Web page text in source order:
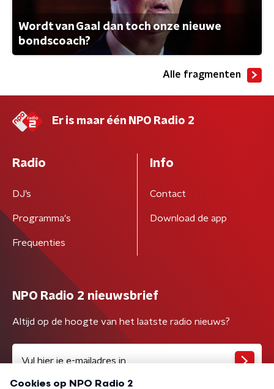
Wordt van Gaal dan toch onze nieuwe
bondscoach?
Alle fragmenten
Er is maar één NPO Radio 2
Radio
DJ’s
Programma's
Frequenties
Info
Contact
Download de app
NPO Radio 2 nieuwsbrief
Altijd op de hoogte van het laatste radio nieuws?